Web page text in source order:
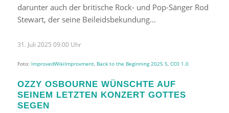
darunter auch der britische Rock- und Pop-Sänger Rod
Stewart, der seine Beileidsbekundung…
31. Juli 2025 09:00 Uhr
Foto: ImprovedWikiImprovment, Back to the Beginning 2025 5 CC0 1.0
OZZY OSBOURNE WÜNSCHTE AUF
SEINEM LETZTEN KONZERT GOTTES
SEGEN